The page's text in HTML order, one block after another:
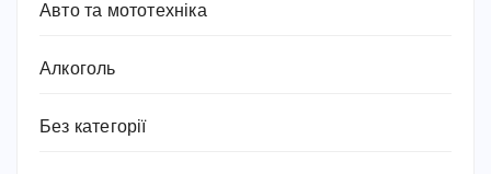
Авто та мототехніка
Алкоголь
Без категорії